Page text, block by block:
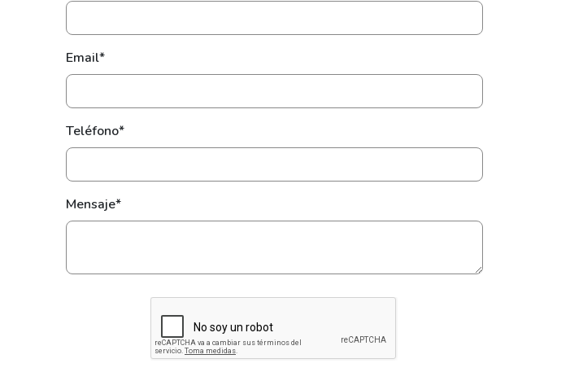
Email*
Teléfono*
Mensaje*